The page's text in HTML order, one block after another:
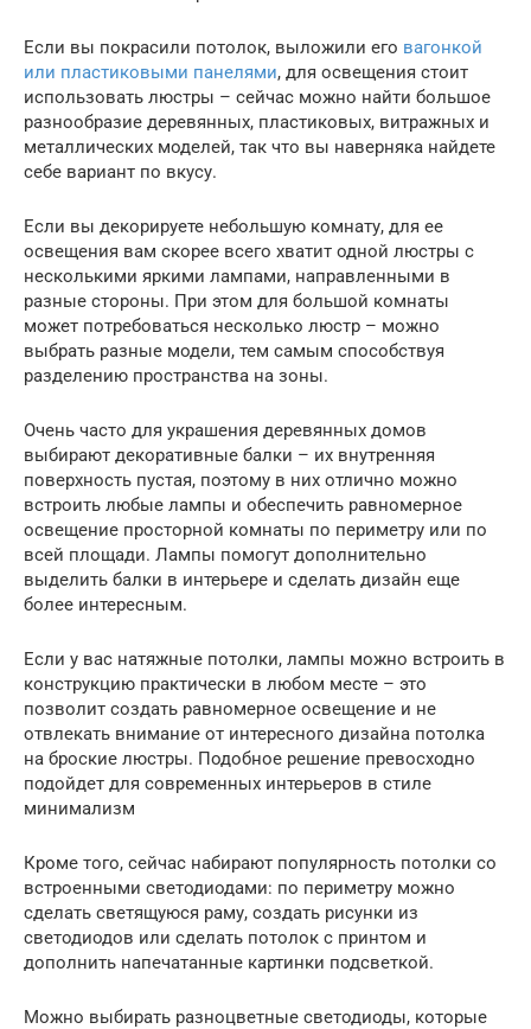
Если вы покрасили потолок, выложили его вагонкой
или пластиковыми панелями, для освещения стоит
использовать люстры – сейчас можно найти большое
разнообразие деревянных, пластиковых, витражных и
металлических моделей, так что вы наверняка найдете
себе вариант по вкусу.
Если вы декорируете небольшую комнату, для ее
освещения вам скорее всего хватит одной люстры с
несколькими яркими лампами, направленными в
разные стороны. При этом для большой комнаты
может потребоваться несколько люстр – можно
выбрать разные модели, тем самым способствуя
разделению пространства на зоны.
Очень часто для украшения деревянных домов
выбирают декоративные балки – их внутренняя
поверхность пустая, поэтому в них отлично можно
встроить любые лампы и обеспечить равномерное
освещение просторной комнаты по периметру или по
всей площади. Лампы помогут дополнительно
выделить балки в интерьере и сделать дизайн еще
более интересным.
Если у вас натяжные потолки, лампы можно встроить в
конструкцию практически в любом месте – это
позволит создать равномерное освещение и не
отвлекать внимание от интересного дизайна потолка
на броские люстры. Подобное решение превосходно
подойдет для современных интерьеров в стиле
минимализм
Кроме того, сейчас набирают популярность потолки со
встроенными светодиодами: по периметру можно
сделать светящуюся раму, создать рисунки из
светодиодов или сделать потолок с принтом и
дополнить напечатанные картинки подсветкой.
Можно выбирать разноцветные светодиоды, которые